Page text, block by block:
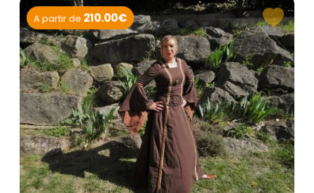
A partir de 210.00€